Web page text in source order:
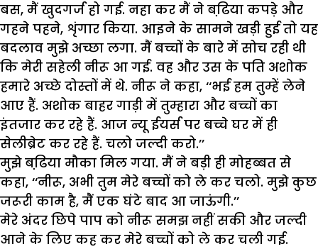
बस, मैं खुदगर्ज हो गई. नहा कर मैं ने बढि़या कपड़े और
गहने पहने, शृंगार किया. आइने के सामने खड़ी हुई तो यह
बदलाव मुझे अच्छा लगा. मैं बच्चों के बारे में सोच रही थी
कि मेरी सहेली नीरू आ गई. वह और उस के पति अशोक
हमारे अच्छे दोस्तों में थे. नीरू ने कहा, ‘‘भई हम तुम्हें लेने
आए हैं. अशोक बाहर गाड़ी में तुम्हारा और बच्चों का
इंतजार कर रहे हैं. आज न्यू ईयर्स पर बच्चे घर में ही
सेलीब्रेट कर रहे हैं. चलो जल्दी करो.’’
मुझे बढि़या मौका मिल गया. मैं ने बड़ी ही मोहब्बत से
कहा, ‘‘नीरू, अभी तुम मेरे बच्चों को ले कर चलो. मुझे कुछ
जरूरी काम है, मैं एक घंटे बाद आ जाऊंगी.’’
मेरे अंदर छिपे पाप को नीरू समझ नहीं सकी और जल्दी
आने के लिए कह कर मेरे बच्चों को ले कर चली गई.